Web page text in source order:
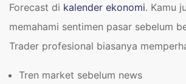
Forecast di kalender ekonomi. Kamu
memahami sentimen pasar sebelum
Trader profesional biasanya
Tren market sebelum news